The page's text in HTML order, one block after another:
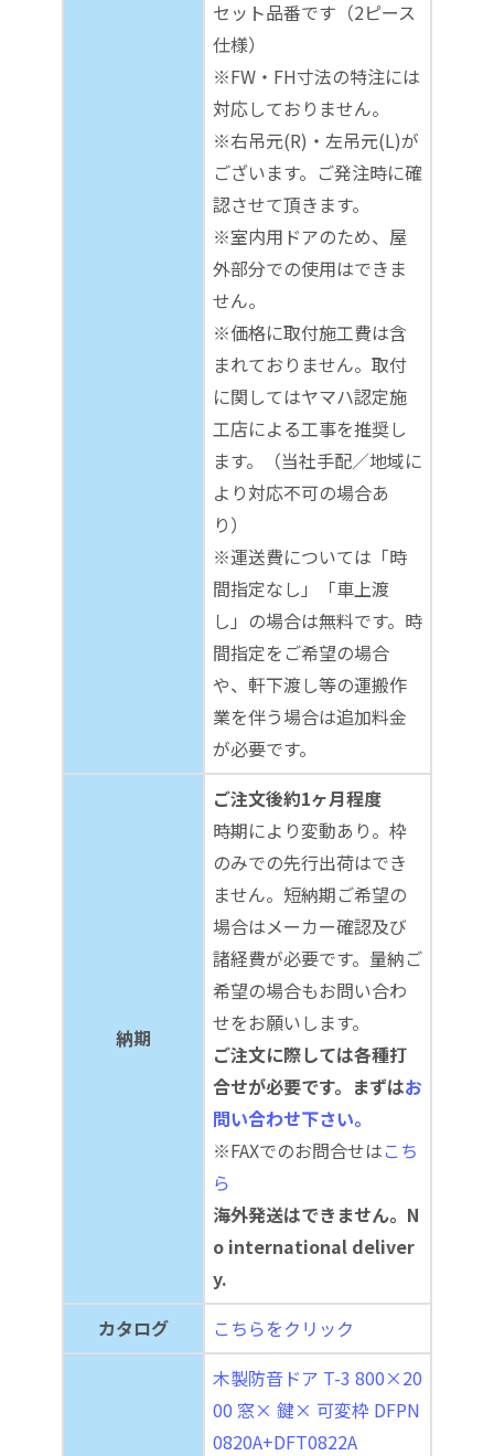
セット品番です（2ピース
仕様）
※FW・FH寸法の特注には
対応しておりません。
※右吊元(R)・左吊元(L)が
ございます。ご発注時に確
認させて頂きます。
※室内用ドアのため、屋
外部分での使用はできま
せん。
※価格に取付施工費は含
まれておりません。取付
に関してはヤマハ認定施
工店による工事を推奨し
ます。（当社手配／地域に
より対応不可の場合あ
り）
※運送費については「時
間指定なし」「車上渡
し」の場合は無料です。時
間指定をご希望の場合
や、軒下渡し等の運搬作
業を伴う場合は追加料金
が必要です。
納期
ご注文後約1ヶ月程度
時期により変動あり。枠
のみでの先行出荷はでき
ません。短納期ご希望の
場合はメーカー確認及び
諸経費が必要です。量納ご
希望の場合もお問い合わ
せをお願いします。
ご注文に際しては各種打
合せが必要です。まずはお
問い合わせ下さい。
※FAXでのお問合せはこち
ら
海外発送はできません。N
o international deliver
y.
カタログ
こちらをクリック
木製防音ドア T-3 800×20
00 窓× 鍵× 可変枠 DFPN
0820A+DFT0822A